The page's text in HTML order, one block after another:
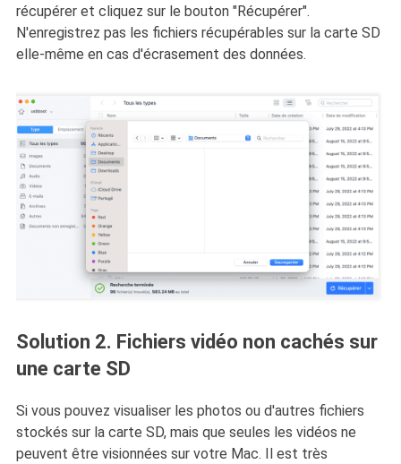
récupérer et cliquez sur le bouton "Récupérer".
N'enregistrez pas les fichiers récupérables sur la carte SD
elle-même en cas d'écrasement des données.
Solution 2. Fichiers vidéo non cachés sur
une carte SD
Si vous pouvez visualiser les photos ou d'autres fichiers
stockés sur la carte SD, mais que seules les vidéos ne
peuvent être visionnées sur votre Mac. Il est très